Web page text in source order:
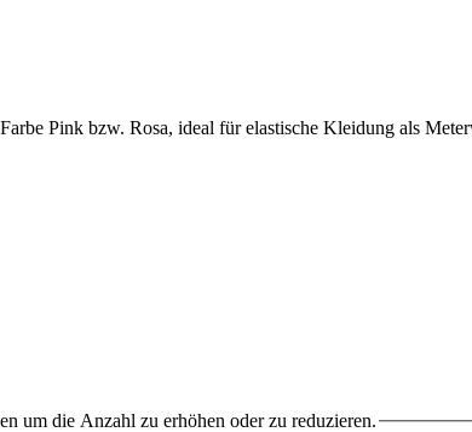
um die Anzahl zu erhöhen oder zu reduzieren.